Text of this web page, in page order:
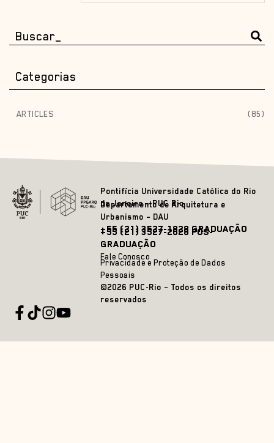
Categorias
ARTICLES (85)
Pontifícia Universidade Católica do Rio
de Janeiro – PUC Rio
Departamento de Arquitetura e
Urbanismo – DAU
+55 (21) 3527-1828 GRADUAÇÃO
+55 (21) 3527-2628 PÓS-
GRADUAÇÃO
Fale Conosco
Privacidade e Proteção de Dados
Pessoais
©2026 PUC-Rio – Todos os direitos
reservados